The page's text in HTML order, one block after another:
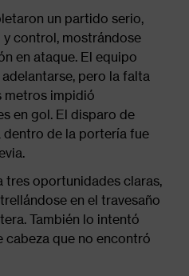
un partido serio,
control, mostrándose
en ataque. El equipo
pero la falta
metros impidió
en gol. El disparo de
dentro de la portería fue
tres oportunidades claras,
en el travesaño
También lo intentó
cabeza que no encontró